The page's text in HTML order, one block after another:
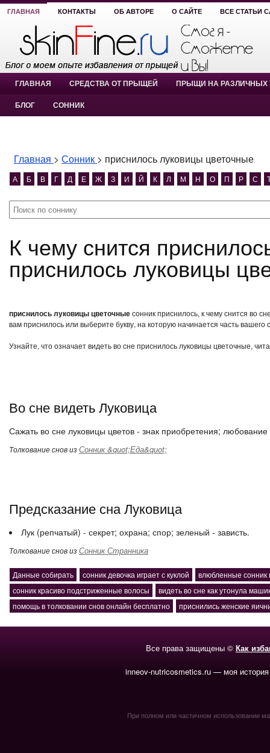
ГЛАВНАЯ КОНТАКТЫ ОБ АВТОРЕ О САЙТЕ ВСЕ СТАТЬИ
ГЛАВНАЯ СРЕДСТВА ОТ ПРЫЩЕЙ ПРЫЩИ НА РАЗЛИЧНЫХ
БЛОГ СОННИК
Главная > Сонник > приснилось луковицы цветочные
А Б В Г Д Е Ж З И Й К Л М Н О П Р С
К чему снится приснилось луковицы цветочные?
приснилось луковицы
приснилось луковицы цветочныесонник приснилось, к чему снится во
вам приснилось или выберите букву, на которую начинается часть вашего
Узнайте, что означает видеть во сне приснилось луковицы цветочные,
Во сне видеть Луковица
Сажать во сне луковицы цветов - знак приобретения;
Толкование снов изСонник &quot;Еда&quot;
Предсказание сна Луковица
Лук (репчатый) - секрет; охрана; спор; зеленый - зависть.
Толкование снов изСонник Странника
Данные собирать сонник девочка играет с куклой
влюбленные сонник
сонник красиво подстриженные волосы
видеть во сне как утонула
помощь в толковании снов онлайн бесплатно
приснились женские
Все права защищены © Как
inneov-nutricosmetics.ru — моя
При полном или частичном использовании